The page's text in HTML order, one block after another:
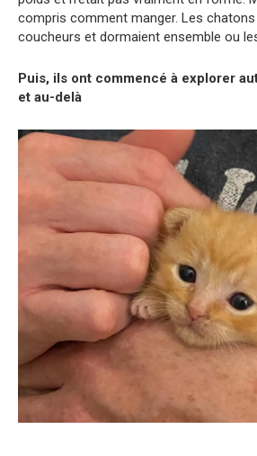
compris comment manger. Les chatons
coucheurs et dormaient ensemble ou
Puis, ils ont commencé à explorer
et au-delà